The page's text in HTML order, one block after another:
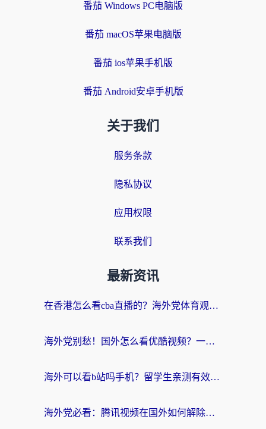
番茄 Windows PC电脑版
番茄 macOS苹果电脑版
番茄 ios苹果手机版
番茄 Android安卓手机版
关于我们
服务条款
隐私协议
应用权限
联系我们
最新资讯
在香港怎么看cba直播的？海外党体育观赛终极指南：告别版权限制，畅享中文解说
海外党别愁！国外怎么看优酷视频？一招解决追剧、看直播难题
海外可以看b站吗手机？留学生亲测有效的回国加速指南
海外党必看：腾讯视频在国外如何解除地域限制？附优酷咪咕使用指南